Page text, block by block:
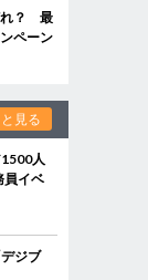
れ？ 最
ペーン
見る
人
イベ
ジブ